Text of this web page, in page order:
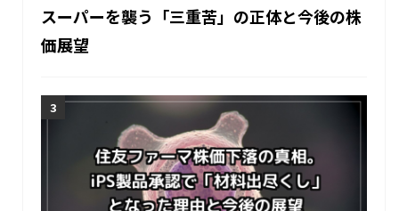
スーパーを襲う「三重苦」の正体と今後の株
価展望